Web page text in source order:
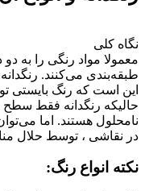
نگاه کلی
معمولا مواد رنگی را به دو
طبقه‌بندی می‌کنند.
این است که رنگ بایستی
حالیکه رنگدانه فقط
نامحلول هستند. اما
در نقاشی ، توسط حلال
نکته انواع رنگ: